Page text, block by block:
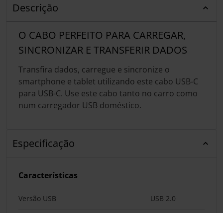
Descrição
O CABO PERFEITO PARA CARREGAR,
SINCRONIZAR E TRANSFERIR DADOS
Transfira dados, carregue e sincronize o
smartphone e tablet utilizando este cabo USB-C
para USB-C. Use este cabo tanto no carro como
num carregador USB doméstico.
Especificação
Características
Versão USB USB 2.0